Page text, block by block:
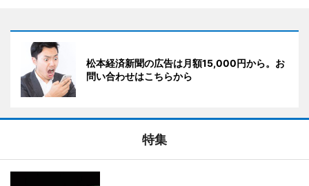
松本経済新聞の広告は月額15,000円から。お
問い合わせはこちらから
特集